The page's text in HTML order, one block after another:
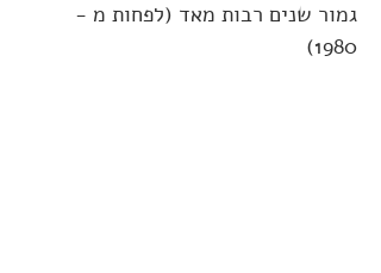
גמור שנים רבות מאד (לפחות מ -
1980)